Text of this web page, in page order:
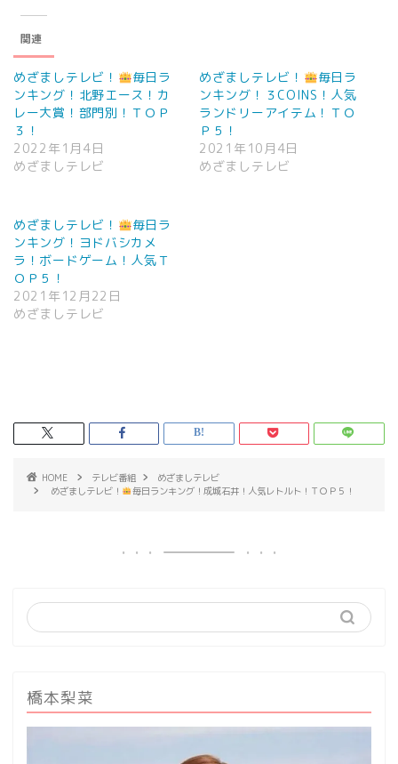
関連
めざましテレビ！
毎日ラ
ンキング！北野エース！カ
レー大賞！部門別！ＴＯＰ
３！
2022年1月4日
めざましテレビ
めざましテレビ！
毎日ラ
ンキング！３COINS！人気
ランドリーアイテム！ＴＯ
Ｐ５！
2021年10月4日
めざましテレビ
めざましテレビ！
毎日ラ
ンキング！ヨドバシカメ
ラ！ボードゲーム！人気Ｔ
ＯＰ５！
2021年12月22日
めざましテレビ
HOME テレビ番組
めざましテレビ
めざましテレビ！
毎日ランキング！成城石井！人気レトルト！ＴＯＰ５！
橋本梨菜